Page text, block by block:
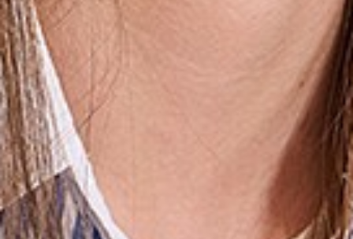
Ouders login
Gala en diploma
Open dag